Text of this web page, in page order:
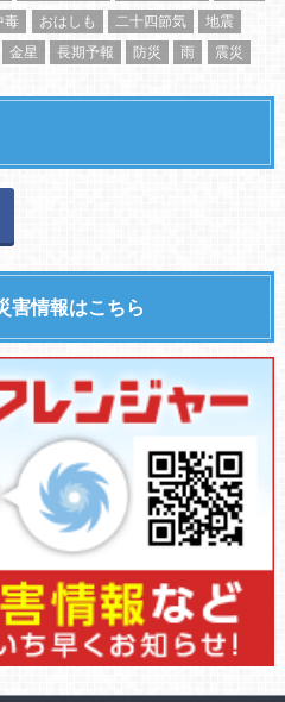
毒 おはしも 二十四節気
地震
金星 長期予報 防災 雨 震災
害情報はこちら